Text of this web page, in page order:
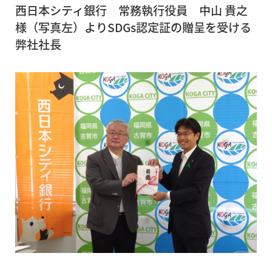
西日本シティ銀行 常務執行役員 中山 貴之
様（写真左）よりSDGs認定証の贈呈を受ける
弊社社長